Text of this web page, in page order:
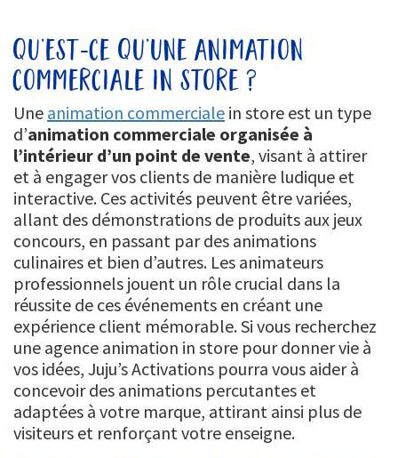
qu’est-ce qu’une animation
commerciale in store ?
Une animation commerciale in store est un type
d’animation commerciale organisée à
l’intérieur d’un point de vente, visant à attirer
et à engager vos clients de manière ludique et
interactive. Ces activités peuvent être variées,
allant des démonstrations de produits aux jeux
concours, en passant par des animations
culinaires et bien d’autres. Les animateurs
professionnels jouent un rôle crucial dans la
réussite de ces événements en créant une
expérience client mémorable. Si vous recherchez
une agence animation in store pour donner vie à
vos idées, Juju’s Activations pourra vous aider à
concevoir des animations percutantes et
adaptées à votre marque, attirant ainsi plus de
visiteurs et renforçant votre enseigne.